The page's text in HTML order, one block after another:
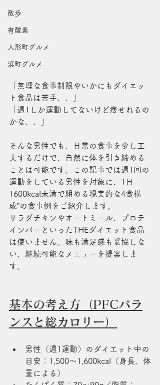
散歩
有酸素
人形町グルメ
浜町グルメ
「無理な食事制限やいかにもダイエッ
ト食品は苦手、、」
「週1しか運動してないけど痩せれるの
かな、、」
そんな男性でも、日常の食事を少し工
夫するだけで、自然に体を引き締める
ことは可能です。この記事では週1回の
運動をしている男性を対象に、1日
1600kcal未満で組める現実的な4食構
成”の食事例をご紹介します。
サラダチキンやオートミール、プロテ
インバーといったTHEダイエット食品
は使いません。味も満足感も妥協しな
い、継続可能なメニューを提案しま
す。
基本の考え方（PFCバラ
ンスと総カロリー）
男性（週1運動）のダイエット中の
目安：1,500〜1,600kcal（身長、体
重による）